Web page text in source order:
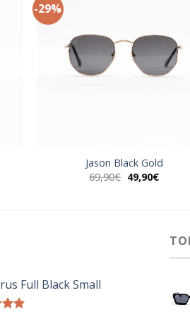
-29%
Jason Black Gold
69,90€ Original
price
49,90€Η
Full Black Small